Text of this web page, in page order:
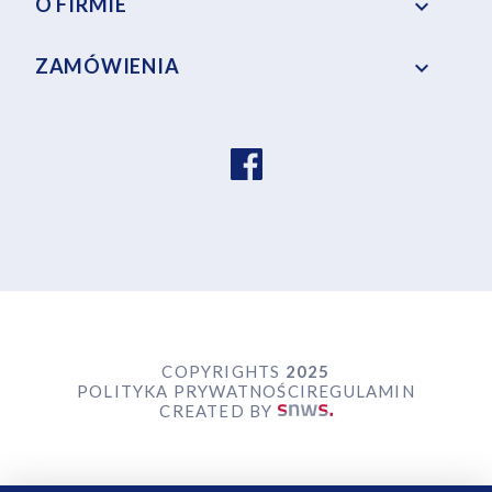

ZAMÓWIENIA 
COPYRIGHTS 2025
POLITYKA PRYWATNOŚCI REGULAMIN
CREATED BY